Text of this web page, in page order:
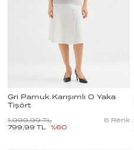
Gri Pamuk Karışımlı O Yaka
Tişört
1.999,99 TL
799,99 TL %60
6 Renk